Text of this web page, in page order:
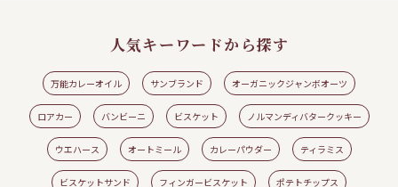
レシピの続きを見る
人気キーワードから探す
万能カレーオイル サンブランド オーガニックジャンボオーツ
ロアカー バンビーニ ビスケット ノルマンディバタークッキー
ウエハース オートミール カレーパウダー ティラミス
ビスケットサンド フィンガービスケット ポテトチップス